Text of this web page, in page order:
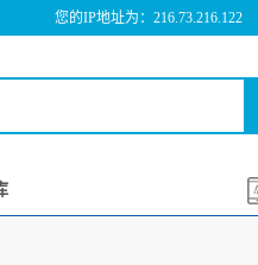
您的IP地址为：216.73.216.122